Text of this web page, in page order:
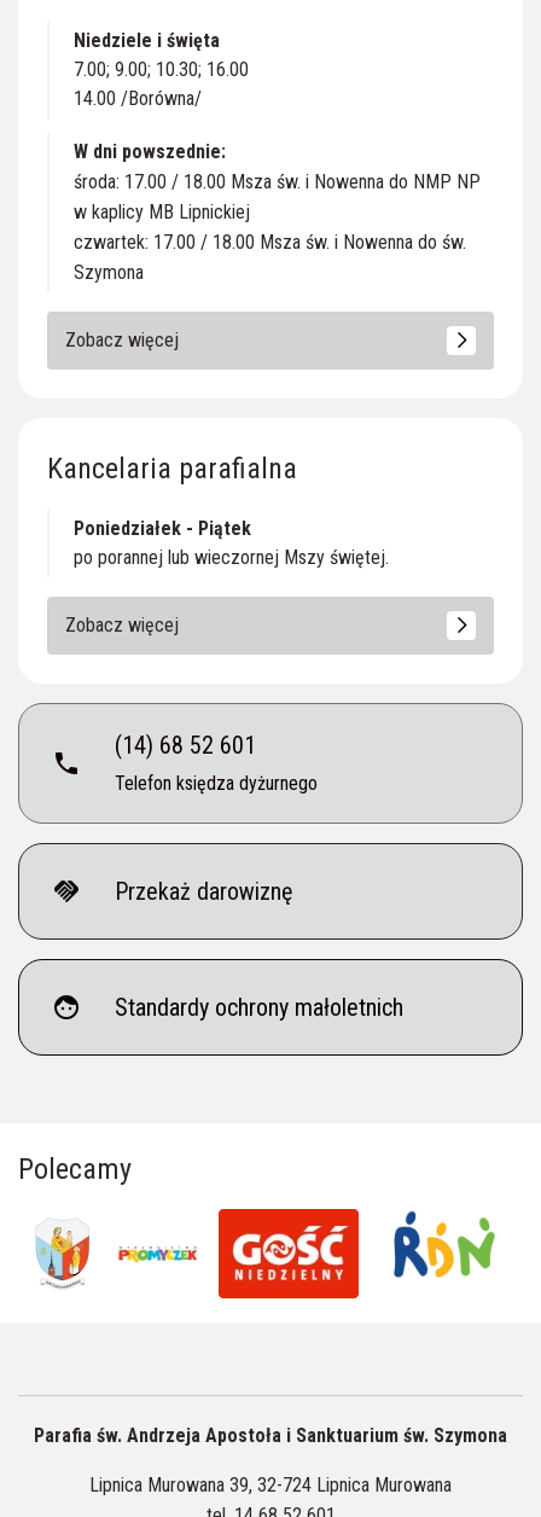
Niedziele i święta
7.00; 9.00; 10.30; 16.00
14.00 /Borówna/
W dni powszednie:
środa: 17.00 / 18.00 Msza św. i Nowenna do NMP NP
w kaplicy MB Lipnickiej
czwartek: 17.00 / 18.00 Msza św. i Nowenna do św.
Szymona
Zobacz więcej
Kancelaria parafialna
Poniedziałek - Piątek
po porannej lub wieczornej Mszy świętej.
Zobacz więcej
phone
(14) 68 52 601
Telefon księdza dyżurnego
handshake Przekaż darowiznę
face Standardy ochrony małoletnich
Polecamy
Parafia św. Andrzeja Apostoła i Sanktuarium św. Szymona
Lipnica Murowana 39, 32-724 Lipnica Murowana